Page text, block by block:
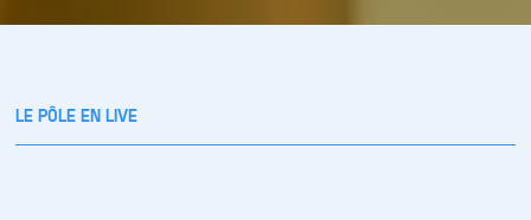
LE PÔLE EN LIVE